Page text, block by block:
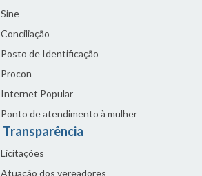
Sine
Conciliação
Posto de Identificação
Procon
Internet Popular
Ponto de atendimento à mulher
Transparência
Licitações
Atuação dos vereadores